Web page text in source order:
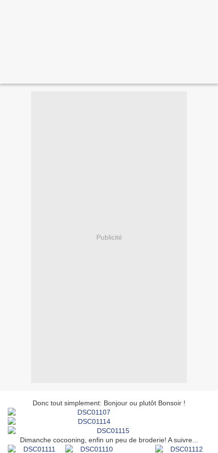
Publicité
Donc tout simplement: Bonjour ou plutôt Bonsoir !
Dimanche cocooning, enfin un peu de broderie! A suivre...